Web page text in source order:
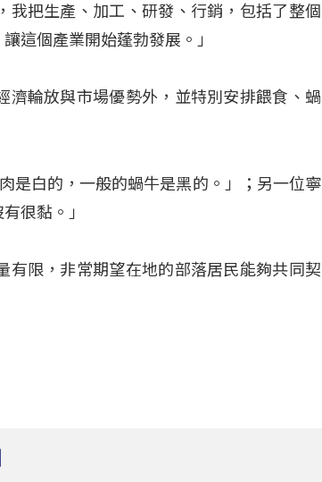
把生產、加工、研發、行銷，包括了整個
這個產業開始蓬勃發展。」
濟輪放與市場優勢外，並特別安排餵食、蝸
是白的，一般的蝸牛是黑的。」；另一位寧
很黏。」
有限，非常期望在地的部落居民能夠共同契